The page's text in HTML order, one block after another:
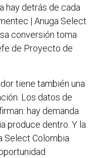
hay detrás de cada
| Anuga Select
conversión toma
de Proyecto de
tiene también una
Los datos de
hay demanda
produce dentro. Y la
Select Colombia